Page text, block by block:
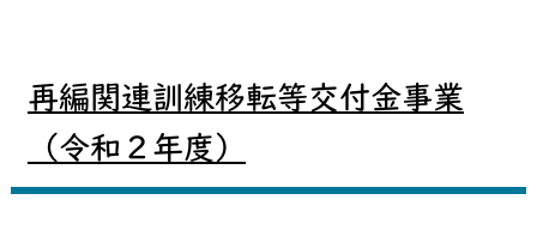
再編関連訓練移転等交付金事業
（令和２年度）